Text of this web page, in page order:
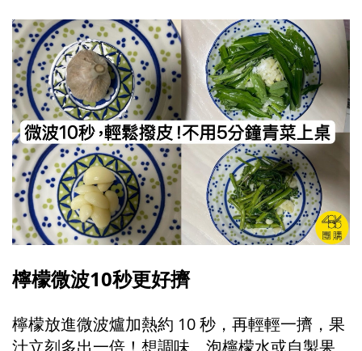
檸檬微波10秒更好擠
檸檬放進微波爐加熱約 10 秒，再輕輕一擠，果
汁立刻多出一倍！想調味、泡檸檬水或自製果